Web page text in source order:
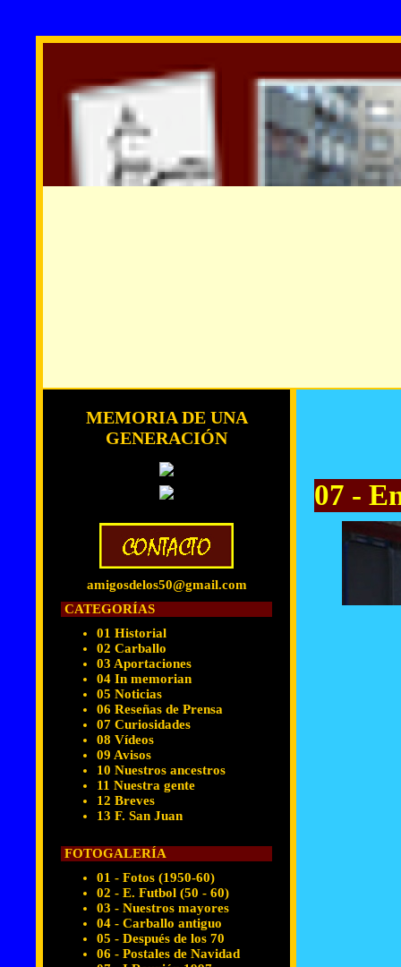
MEMORIA DE UNA
GENERACIÓN
amigosdelos50@gmail.com
CATEGORÍAS
01 Historial
02 Carballo
03 Aportaciones
04 In memorian
05 Noticias
06 Reseñas de Prensa
07 Curiosidades
08 Vídeos
09 Avisos
10 Nuestros ancestros
11 Nuestra gente
12 Breves
13 F. San Juan
FOTOGALERÍA
01 - Fotos (1950-60)
02 - E. Futbol (50 - 60)
03 - Nuestros mayores
04 - Carballo antiguo
05 - Después de los 70
06 - Postales de Navidad
07 -